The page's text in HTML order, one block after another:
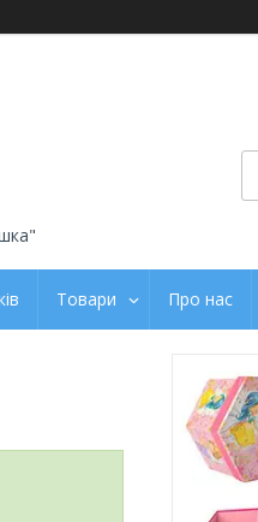
Товари Про нас